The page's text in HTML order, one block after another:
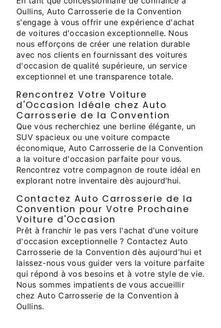
Oullins, Auto Carrosserie de la Convention
s'engage à vous offrir une expérience d'achat
de voitures d'occasion exceptionnelle. Nous
nous efforçons de créer une relation durable
avec nos clients en fournissant des voitures
d'occasion de qualité supérieure, un service
exceptionnel et une transparence totale.
Rencontrez Votre Voiture
d'Occasion Idéale chez Auto
Carrosserie de la Convention
Que vous recherchiez une berline élégante, un
SUV spacieux ou une voiture compacte
économique, Auto Carrosserie de la Convention
a la voiture d'occasion parfaite pour vous.
Rencontrez votre compagnon de route idéal en
explorant notre inventaire dès aujourd'hui.
Contactez Auto Carrosserie de la
Convention pour Votre Prochaine
Voiture d'Occasion
Prêt à franchir le pas vers l'achat d'une voiture
d'occasion exceptionnelle ? Contactez Auto
Carrosserie de la Convention dès aujourd'hui et
laissez-nous vous guider vers la voiture parfaite
qui répond à vos besoins et à votre style de vie.
Nous sommes impatients de vous accueillir
chez Auto Carrosserie de la Convention à
Oullins.